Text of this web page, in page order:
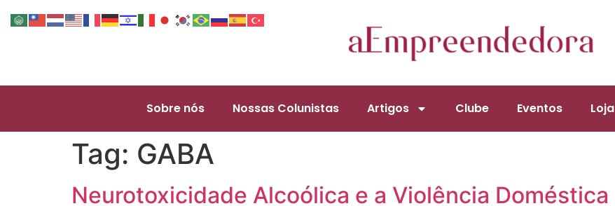
Sobre nós Nossas Colunistas Artigos Clube Eventos Loja
Tag: GABA
Neurotoxicidade Alcoólica e a Violência Doméstica